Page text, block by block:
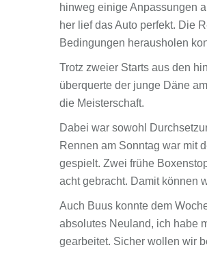
hinweg einige Anpassungen
her lief das Auto perfekt. Die
Bedingungen herausholen
Trotz zweier Starts aus den
überquerte der junge Däne
die Meisterschaft.
Dabei war sowohl
Rennen am Sonntag war mit
gespielt. Zwei frühe
acht gebracht. Damit können
Auch Buus konnte dem
absolutes Neuland, ich habe
gearbeitet. Sicher wollen wir